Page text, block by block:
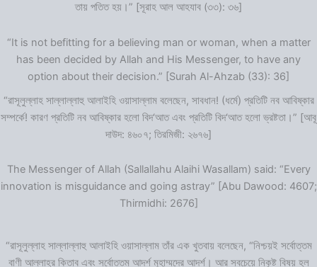
তায় পতিত হয়।” [সূরাহ আল আহযাব (৩৩): ৩৬]
“It is not befitting for a believing man or woman, when a matter
has been decided by Allah and His Messenger, to have any
option about their decision.” [Surah Al-Ahzab (33): 36]
“রাসূলুল্লাহ সাল্লাল্লাহু আলাইহি ওয়াসাল্লাম বলেছেন, সাবধান! (ধর্মে) প্রতিটি নব আবিষ্কার
সম্পর্কে! কারণ প্রতিটি নব আবিষ্কার হলো বিদ‘আত এবং প্রতিটি বিদ‘আত হলো ভ্রষ্টতা।” [আবূ
দাউদ: ৪৬০৭; তিরমিজী: ২৬৭৬]
The Messenger of Allah (Sallallahu Alaihi Wasallam) said: “Every
innovation is misguidance and going astray” [Abu Dawood: 4607;
Thirmidhi: 2676]
“রাসূলুল্লাহ সাল্লাল্লাহু আলাইহি ওয়াসাল্লাম তাঁর এক খুতবায় বলেছেন, “নিশ্চয়ই সর্বোত্তম
বাণী আল্লাহ্‌র কিতাব এবং সর্বোত্তম আদর্শ মুহাম্মদের আদর্শ। আর সবচেয়ে নিকৃষ্ট বিষয় হল